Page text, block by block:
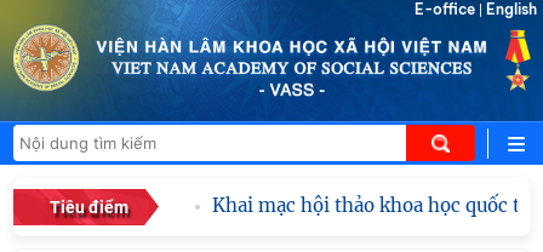
E-office English
Tiêu điểm Khai mạc hội thảo khoa học quốc tế